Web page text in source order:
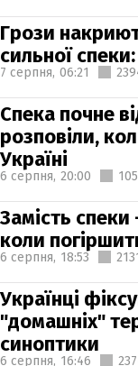
Грози
сильної
7 серпня, 06:21
Спека почне
розповіли,
Україні
6 серпня, 20:00
Замість спеки
коли
6 серпня, 18:53
Українці
"домашніх"
синоптики
6 серпня, 16:46